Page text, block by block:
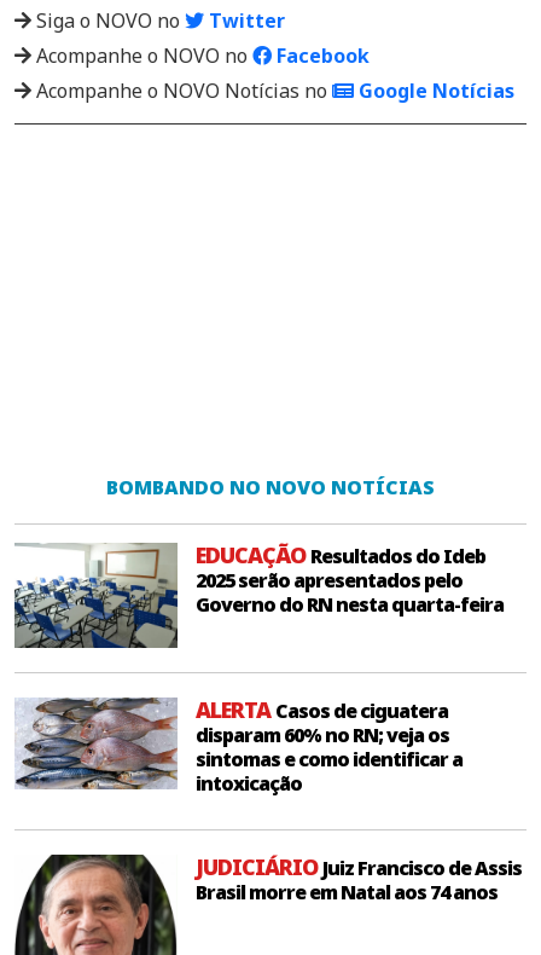
Siga o NOVO no
Twitter
Acompanhe o NOVO no
Facebook
Acompanhe o NOVO Notícias no
Google Notícias
BOMBANDO NO NOVO NOTÍCIAS
EDUCAÇÃOResultados do Ideb
2025 serão apresentados pelo
Governo do RN nesta quarta-feira
ALERTACasos de ciguatera
disparam 60% no RN; veja os
sintomas e como identificar a
intoxicação
JUDICIÁRIOJuiz Francisco de Assis
Brasil morre em Natal aos 74 anos